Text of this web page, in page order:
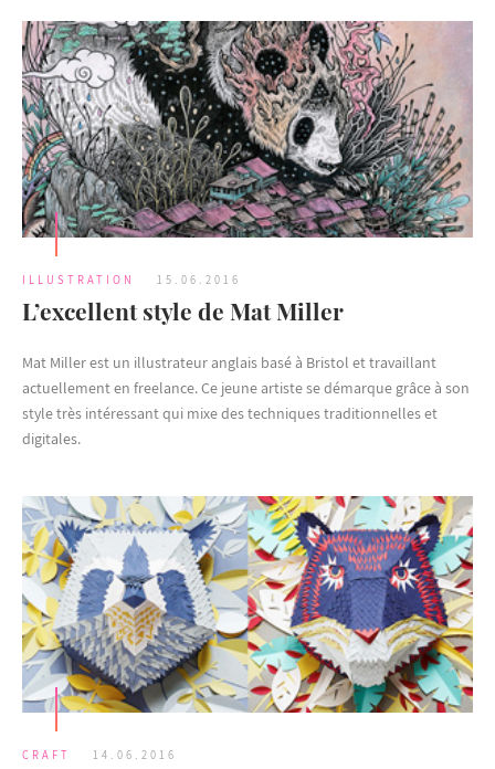
ILLUSTRATION 15.06.2016
L’excellent style de Mat Miller
Mat Miller est un illustrateur anglais basé à Bristol et travaillant
actuellement en freelance. Ce jeune artiste se démarque grâce à son
style très intéressant qui mixe des techniques traditionnelles et
digitales.
CRAFT 14.06.2016